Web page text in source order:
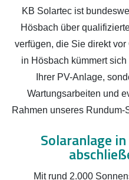
KB Solartec ist
Hösbach über
verfügen, die Sie direkt vor
in Hösbach kümmert
Ihrer PV-Anlage,
Wartungsarbeiten und
Rahmen unseres Rundum-
Solaranlage
Mit rund 2.000